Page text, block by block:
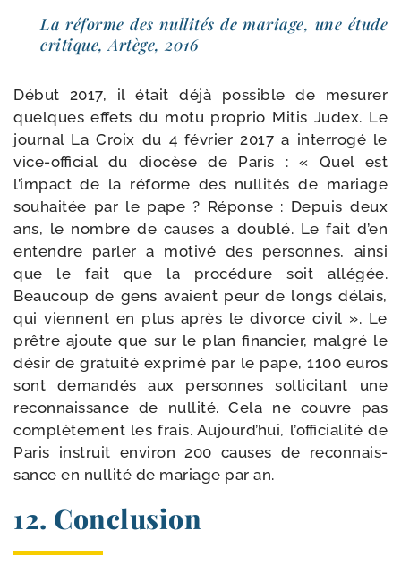
La réforme des nul­li­tés de mariage, une étude
cri­tique, Artège, 2016
Début 2017, il était déjà pos­sible de mesu­rer
quelques effets du motu pro­prio Mitis Judex. Le
jour­nal La Croix du 4 février 2017 a inter­ro­gé le
vice-​official du dio­cèse de Paris : « Quel est
l’impact de la réforme des nul­li­tés de mariage
sou­hai­tée par le pape ? Réponse : Depuis deux
ans, le nombre de causes a dou­blé. Le fait d’en
entendre par­ler a moti­vé des per­sonnes, ain­si
que le fait que la pro­cé­dure soit allé­gée.
Beaucoup de gens avaient peur de longs délais,
qui viennent en plus après le divorce civil ». Le
prêtre ajoute que sur le plan finan­cier, mal­gré le
désir de gra­tui­té expri­mé par le pape, 1100 euros
sont deman­dés aux per­sonnes sol­li­ci­tant une
recon­nais­sance de nul­li­té. Cela ne couvre pas
com­plè­te­ment les frais. Aujourd’hui, l’officialité de
Paris ins­truit envi­ron 200 causes de recon­nais­
sance en nul­li­té de mariage par an.
12. Conclusion